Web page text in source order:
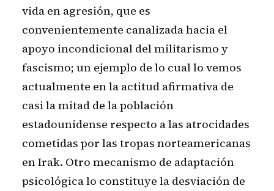
vida en agresión, que es
convenientemente canalizada hacia el
apoyo incondicional del militarismo y
fascismo; un ejemplo de lo cual lo vemos
actualmente en la actitud afirmativa de
casi la mitad de la población
estadounidense respecto a las atrocidades
cometidas por las tropas norteamericanas
en Irak. Otro mecanismo de adaptación
psicológica lo constituye la desviación de